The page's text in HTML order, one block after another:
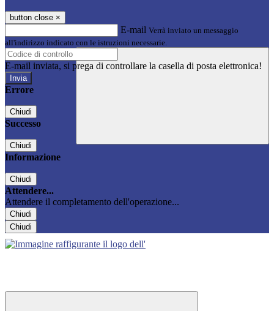
button close ×
E-mail Verrà inviato un messaggio
all'indirizzo indicato con le istruzioni necessarie.
E-mail inviata, si prega di controllare la casella di posta elettronica!
Errore
Chiudi
Successo
Chiudi
Informazione
Chiudi
Attendere...
Attendere il completamento dell'operazione...
Chiudi
Chiudi